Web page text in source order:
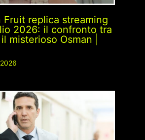
Fruit replica streaming
2026: il confronto tra
misterioso Osman |